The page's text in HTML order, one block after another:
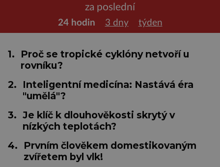
za poslední
24 hodin 3 dny týden
1.
Proč se tropické cyklóny netvoří u
rovníku?
2.
Inteligentní medicína: Nastává éra
"umělá"?
3. Je klíč k dlouhověkosti skrytý v
nízkých teplotách?
4.
Prvním člověkem domestikovaným
zvířetem byl vlk!